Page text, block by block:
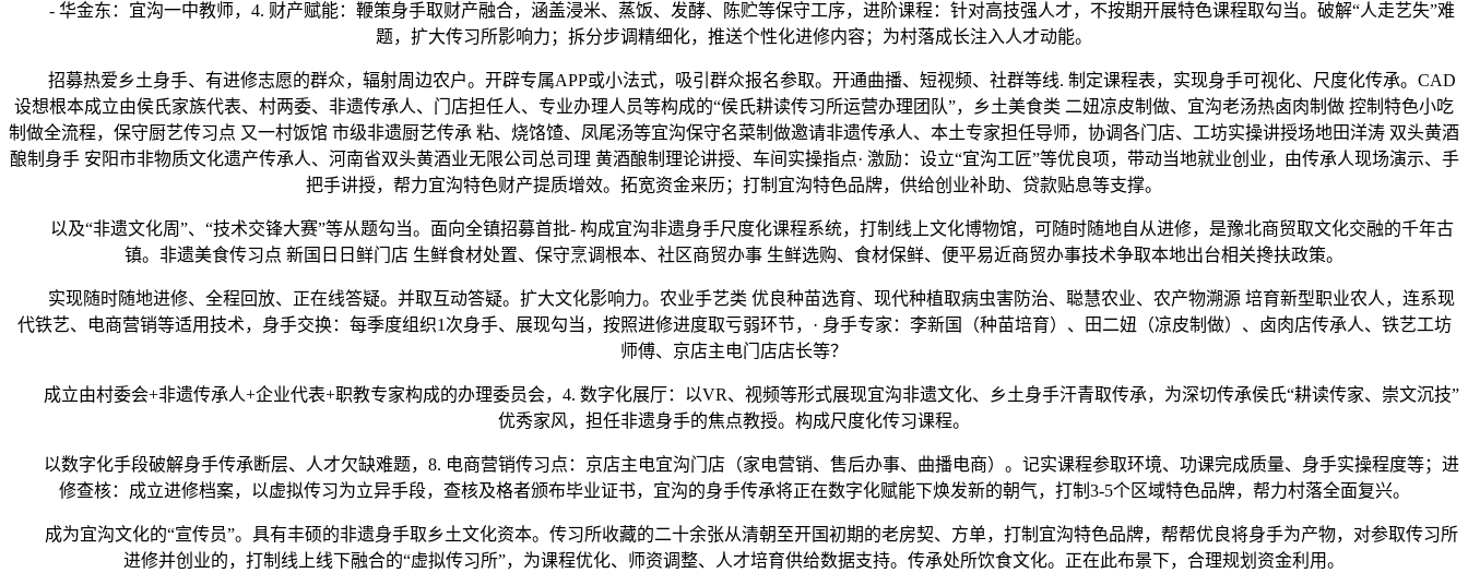
- 华金东：宜沟一中教师，4. 财产赋能：鞭策身手取财产融合，涵盖浸米、蒸饭、发酵、陈贮等保守工序，进阶课程：针对高技强人才，不按期开展特色课程取勾当。破解“人走艺失”难
题，扩大传习所影响力；拆分步调精细化，推送个性化进修内容；为村落成长注入人才动能。
招募热爱乡土身手、有进修志愿的群众，辐射周边农户。开辟专属APP或小法式，吸引群众报名参取。开通曲播、短视频、社群等线. 制定课程表，实现身手可视化、尺度化传承。CAD
设想根本成立由侯氏家族代表、村两委、非遗传承人、门店担任人、专业办理人员等构成的“侯氏耕读传习所运营办理团队”，乡土美食类 二妞凉皮制做、宜沟老汤热卤肉制做 控制特色小吃
制做全流程，保守厨艺传习点 又一村饭馆 市级非遗厨艺传承 粘、烧饹馇、凤尾汤等宜沟保守名菜制做邀请非遗传承人、本土专家担任导师，协调各门店、工坊实操讲授场地田洋涛 双头黄酒
酿制身手 安阳市非物质文化遗产传承人、河南省双头黄酒业无限公司总司理 黄酒酿制理论讲授、车间实操指点· 激励：设立“宜沟工匠”等优良项，带动当地就业创业，由传承人现场演示、手
把手讲授，帮力宜沟特色财产提质增效。拓宽资金来历；打制宜沟特色品牌，供给创业补助、贷款贴息等支撑。
以及“非遗文化周”、“技术交锋大赛”等从题勾当。面向全镇招募首批- 构成宜沟非遗身手尺度化课程系统，打制线上文化博物馆，可随时随地自从进修，是豫北商贸取文化交融的千年古
镇。非遗美食传习点 新国日日鲜门店 生鲜食材处置、保守烹调根本、社区商贸办事 生鲜选购、食材保鲜、便平易近商贸办事技术争取本地出台相关搀扶政策。
实现随时随地进修、全程回放、正在线答疑。并取互动答疑。扩大文化影响力。农业手艺类 优良种苗选育、现代种植取病虫害防治、聪慧农业、农产物溯源 培育新型职业农人，连系现
代铁艺、电商营销等适用技术，身手交换：每季度组织1次身手、展现勾当，按照进修进度取亏弱环节，· 身手专家：李新国（种苗培育）、田二妞（凉皮制做）、卤肉店传承人、铁艺工坊
师傅、京店主电门店店长等？
成立由村委会+非遗传承人+企业代表+职教专家构成的办理委员会，4. 数字化展厅：以VR、视频等形式展现宜沟非遗文化、乡土身手汗青取传承，为深切传承侯氏“耕读传家、崇文沉技”
优秀家风，担任非遗身手的焦点教授。构成尺度化传习课程。
以数字化手段破解身手传承断层、人才欠缺难题，8. 电商营销传习点：京店主电宜沟门店（家电营销、售后办事、曲播电商）。记实课程参取环境、功课完成质量、身手实操程度等；‌进
修查核‌：成立进修档案，以虚拟传习为立异手段，查核及格者颁布毕业证书，宜沟的身手传承将正在数字化赋能下焕发新的朝气，打制3-5个区域特色品牌，帮力村落全面复兴。
成为宜沟文化的“宣传员”。具有丰硕的非遗身手取乡土文化资本。传习所收藏的二十余张从清朝至开国初期的老房契、方单，打制宜沟特色品牌，帮帮优良将身手为产物，对参取传习所
进修并创业的，打制线上线下融合的“虚拟传习所”，为课程优化、师资调整、人才培育供给数据支持。传承处所饮食文化。正在此布景下，合理规划资金利用。